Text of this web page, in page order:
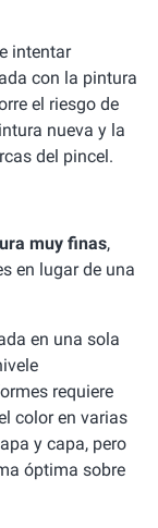
intentar
con la pintura
el riesgo de
nueva y la
del pincel.
muy finas,
en lugar de una
en una sola
requiere
color en varias
y capa, pero
óptima sobre